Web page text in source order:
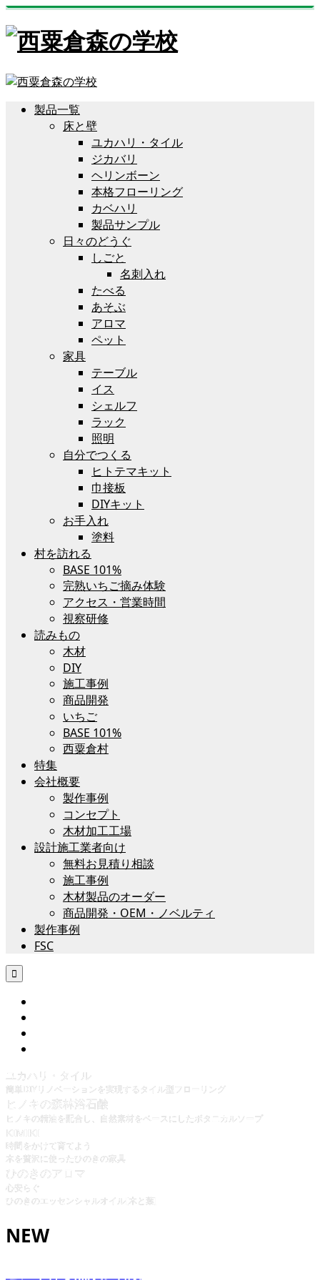
製品一覧
床と壁
ユカハリ・タイル
ジカバリ
ヘリンボーン
本格フローリング
カベハリ
製品サンプル
日々のどうぐ
しごと
名刺入れ
たべる
あそぶ
アロマ
ペット
家具
テーブル
イス
シェルフ
ラック
照明
自分でつくる
ヒトテマキット
巾接板
DIYキット
お手入れ
塗料
村を訪れる
BASE 101%
完熟いちご摘み体験
アクセス・営業時間
視察研修
読みもの
木材
DIY
施工事例
商品開発
いちご
BASE 101%
西粟倉村
特集
会社概要
製作事例
コンセプト
木材加工工場
設計施工業者向け
無料お見積り相談
施工事例
木材製品のオーダー
商品開発・OEM・ノベルティ
製作事例
FSC

ユカハリ・タイル
簡単DIYリノベーションを実現するタイル型フローリング
ヒノキの森林浴石鹸
ヒノキの精油を配合し、自然素材をベースにしたボタニカルソープ
KIMIKI
時間をかけて育てよう
木を贅沢に使ったひのきの家具
ひのきのアロマ
心安らぐ
ひのきのエッセンシャルオイル[木と葉]
NEW